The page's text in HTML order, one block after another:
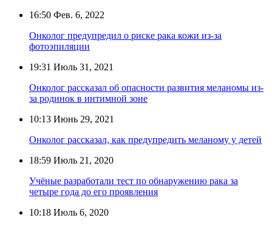
16:50 Фев. 6, 2022
Онколог предупредил о риске рака кожи из-за
фотоэпиляции
19:31 Июль 31, 2021
Онколог рассказал об опасности развития меланомы из-
за родинок в интимной зоне
10:13 Июнь 29, 2021
Онколог рассказал, как предупредить меланому у детей
18:59 Июль 21, 2020
Учёные разработали тест по обнаружению рака за
четыре года до его проявления
10:18 Июль 6, 2020